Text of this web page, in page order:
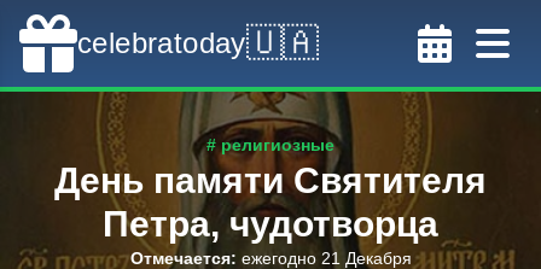
celebratoday🇺🇦
# религиозные
День памяти Святителя
Петра, чудотворца
Отмечается: ежегодно 21 Декабря